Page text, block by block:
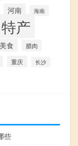
河南 海南
特产
美食 腊肉
重庆
长沙
些